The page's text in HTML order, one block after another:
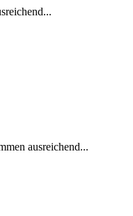
ausreichend...